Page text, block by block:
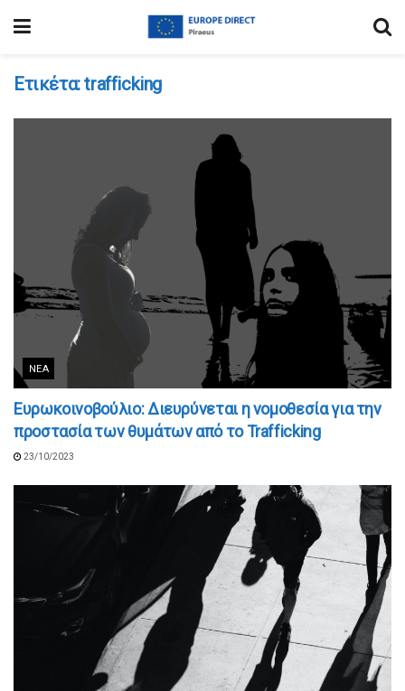
Ετικέτα:trafficking
ΝΈΑ
Ευρωκοινοβούλιο: Διευρύνεται η νομοθεσία για την
προστασία των θυμάτων από το Trafficking
23/10/2023